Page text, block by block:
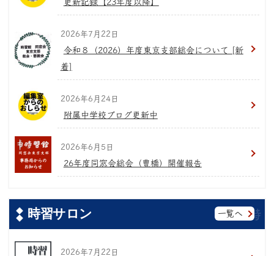
2026年7月22日
令和８（2026）年度東京支部総会について [新
着]
2026年6月24日
附属中学校ブログ更新中
2026年6月5日
26年度同窓会総会（豊橋）開催報告
時習サロン 一覧へ
2026年7月22日